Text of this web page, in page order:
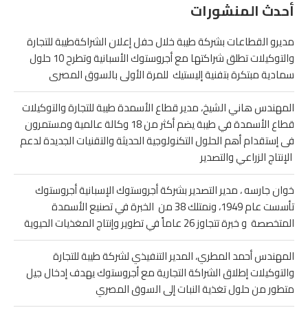
أحدث المنشورات
مديرو القطاعات بشركة طيبة خلال حفل إعلان الشراكةطيبة للتجارة
والتوكيلات تطلق شراكتها مع أجروستوك الأسبانية وتطرح 10 حلول
سمادية مبتكرة بتفنية إليستيك للمرة الأولى بالسوق المصرى
المهندس هاني الشيخ، مدير قطاع الأسمدة طيبة للتجارة والتوكيلات
قطاع الأسمدة في طيبة يضم أكثر من 18 وكالة عالمية ومستمرون
فى إستقدام أهم الحلول التكنولوجية الحديثة والتقنيات الجديدة لدعم
الإنتاج الزراعي والتصدير
خوان جارسه ، مدير التصدير بشركة أجروستوك الإسبانية أجروستوك
تأسست عام 1949، ونمتلك 38 من الخبرة في تصنيع الأسمدة
المتخصصة و خبرة تتجاوز 26 عاماً في تطوير وإنتاج المغذيات الحيوية
المهندس أحمد المطري، المدير التنفيذي لشركة طيبة للتجارة
والتوكيلات إطلاق الشراكة التجارية مع أجروستوك يهدف إدخال جيل
متطور من حلول تغذية النبات إلى السوق المصري